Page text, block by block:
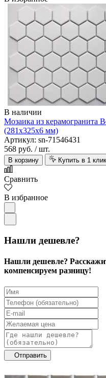
В наличии
Мозаика из керамогранита
(281х325х6 мм)
Артикул: sn-71546431
568 руб. / шт.
В корзину Купить в 1 клик
Сравнить
В избранное
Нашли дешевле?
Нашли дешевле?
компенсируем разницу!
Отправить